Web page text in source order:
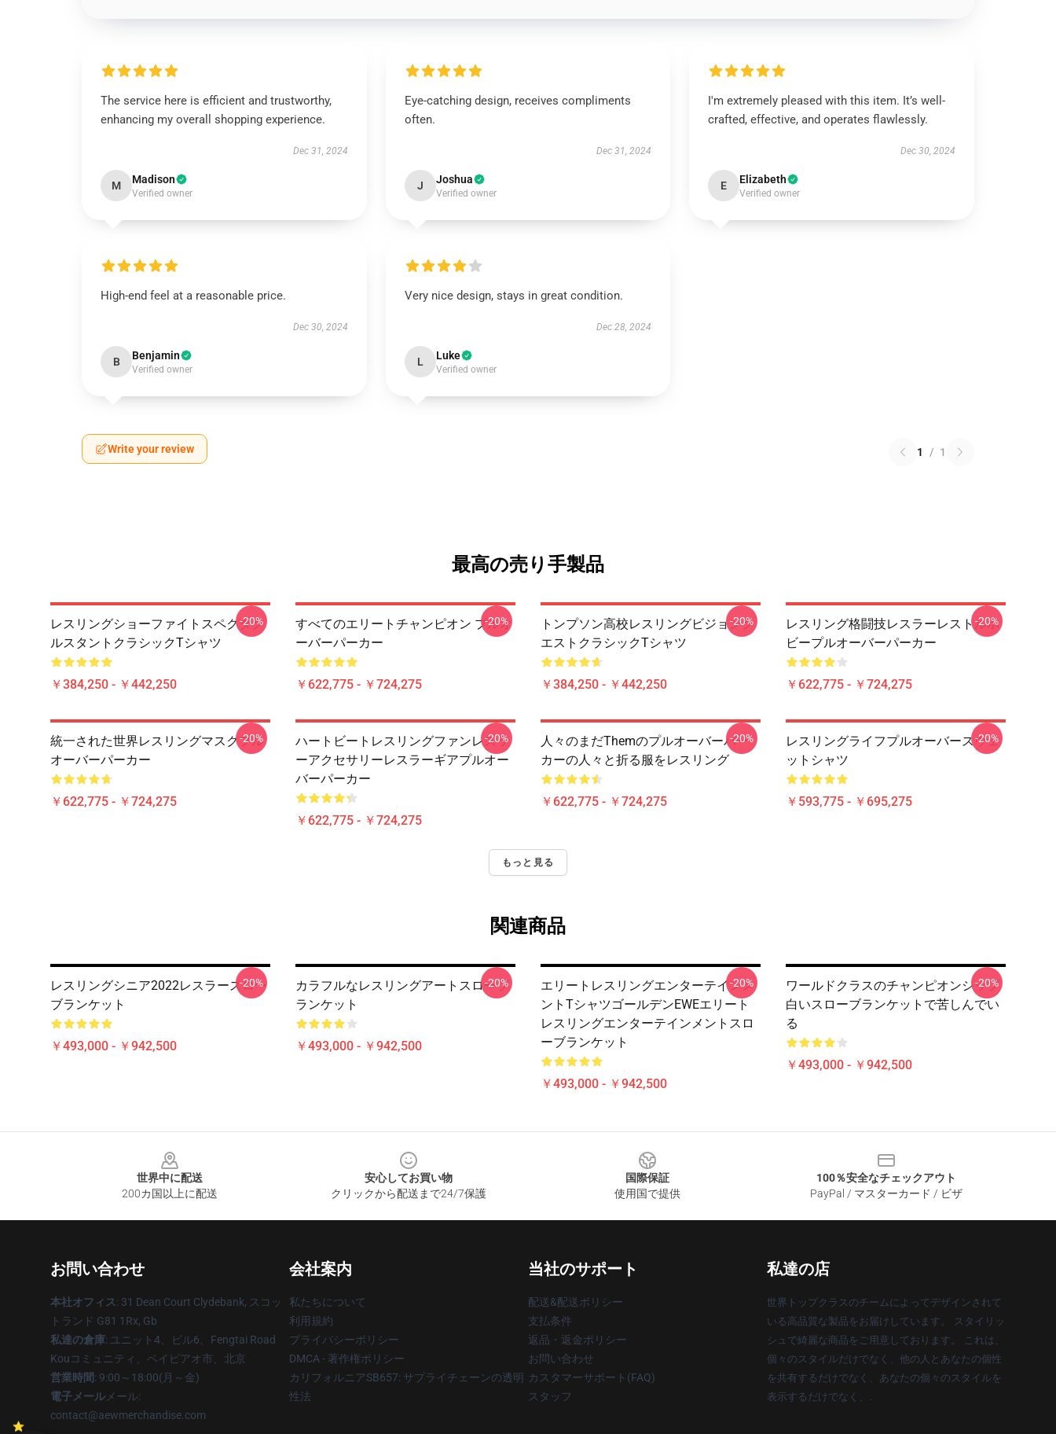
The service here is efficient and trustworthy,
enhancing my overall shopping experience.
Dec 31, 2024
M Madison
Verified owner
Eye-catching design, receives compliments
often.
Dec 31, 2024
J Joshua
Verified owner
I'm extremely pleased with this item. It’s well-
crafted, effective, and operates flawlessly.
Dec 30, 2024
E Elizabeth
Verified owner
High-end feel at a reasonable price.
Dec 30, 2024
B Benjamin
Verified owner
Very nice design, stays in great condition.
Dec 28, 2024
L Luke
Verified owner
Write your review 1 / 1
最高の売り手製品
レスリングショーファイトスペクタク
ルスタントクラシックTシャツ
￥384,250 - ￥442,250
-20%
すべてのエリートチャンピオン プルオ
ーバーパーカー
￥622,775 - ￥724,275
-20%
トンプソン高校レスリングビジョンク
エストクラシックTシャツ
￥384,250 - ￥442,250
-20%
レスリング格闘技レスラーレストルホ
ビープルオーバーパーカー
￥622,775 - ￥724,275
-20%
統一された世界レスリングマスクプル
オーバーパーカー
￥622,775 - ￥724,275
-20%
ハートビートレスリングファンレスラ
ーアクセサリーレスラーギアプルオー
バーパーカー
￥622,775 - ￥724,275
-20%
人々のまだThemのプルオーバーパー
カーの人々と折る服をレスリング
￥622,775 - ￥724,275
-20%
レスリングライフプルオーバースウェ
ットシャツ
￥593,775 - ￥695,275
-20%
もっと見る
関連商品
レスリングシニア2022レスラースロー
ブランケット
￥493,000 - ￥942,500
-20%
カラフルなレスリングアートスローブ
ランケット
￥493,000 - ￥942,500
-20%
エリートレスリングエンターテインメ
ントTシャツゴールデンEWEエリート
レスリングエンターテインメントスロ
ーブランケット
￥493,000 - ￥942,500
-20%
ワールドクラスのチャンピオンシップ
白いスローブランケットで苦しんでい
る
￥493,000 - ￥942,500
-20%
世界中に配送
200カ国以上に配送
安心してお買い物
クリックから配送まで24/7保護
国際保証
使用国で提供
100％安全なチェックアウト
PayPal / マスターカード / ビザ
お問い合わせ
本社オフィス: 31 Dean Court Clydebank, スコッ
トランド G81 1Rx, Gb
私達の倉庫: ユニット4、ビル6、Fengtai Road
Kouコミュニティ、ベイピアオ市、北京
営業時間: 9:00～18:00(月～金)
電子メール メール:
contact@aewmerchandise.com
会社案内
私たちについて
利用規約
プライバシーポリシー
DMCA - 著作権ポリシー
カリフォルニアSB657: サプライチェーンの透明
性法
当社のサポート
配送&配送ポリシー
支払条件
返品・返金ポリシー
お問い合わせ
カスタマーサポート(FAQ)
スタッフ
私達の店
世界トップクラスのチームによってデザインされて
いる高品質な製品をお届けしています。 スタイリッ
シュで綺麗な商品をご用意しております。 これは、
個々のスタイルだけでなく、他の人とあなたの個性
を共有するだけでなく、あなたの個々のスタイルを
表示するだけでなく、.